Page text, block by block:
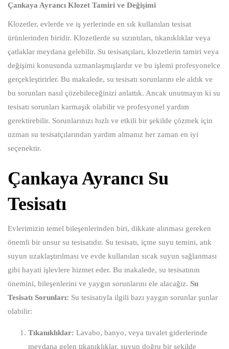
Çankaya Ayrancı Klozet Tamiri ve Değişimi
Klozetler, evlerde ve iş yerlerinde en sık kullanılan tesisat
ürünlerinden biridir. Klozetlerde su sızıntıları, tıkanıklıklar veya
çatlaklar meydana gelebilir. Su tesisatçıları, klozetlerin tamiri veya
değişimi konusunda uzmanlaşmışlardır ve bu işlemi profesyonelce
gerçekleştirirler. Bu makalede, su tesisatı sorunlarını ele aldık ve
bu sorunları nasıl çözebileceğinizi anlattık. Ancak unutmayın ki su
tesisatı sorunları karmaşık olabilir ve profesyonel yardım
gerektirebilir. Sorunlarınızı hızlı ve etkili bir şekilde çözmek için
uzman su tesisatçılarından yardım almanız her zaman en iyi
seçenektir.
Çankaya Ayrancı Su
Tesisatı
Evlerimizin temel bileşenlerinden biri, dikkate alınması gereken
önemli bir unsur su tesisatıdır. Su tesisatı, içme suyu temini, atık
suyun uzaklaştırılması ve evde kullanılan sıcak suyun sağlanması
gibi hayati işlevlere hizmet eder. Bu makalede, su tesisatının
önemini, bileşenlerini ve yaygın sorunlarını ele alacağız. Su
Tesisatı Sorunları: Su tesisatıyla ilgili bazı yaygın sorunlar şunlar
olabilir:
Tıkanıklıklar: Lavabo, banyo, veya tuvalet giderlerinde
meydana gelen tıkanıklıklar, suyun doğru bir şekilde